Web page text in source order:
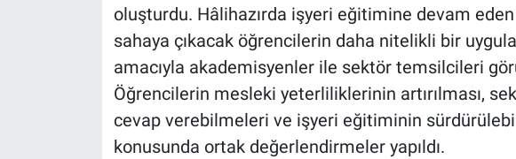
oluşturdu. Hâlihazırda işyeri eğitimine devam
sahaya çıkacak öğrencilerin daha nitelikli bir
amacıyla akademisyenler ile sektör temsilcileri
Öğrencilerin mesleki yeterliliklerinin artırılması,
cevap verebilmeleri ve işyeri eğitiminin
konusunda ortak değerlendirmeler yapıldı.